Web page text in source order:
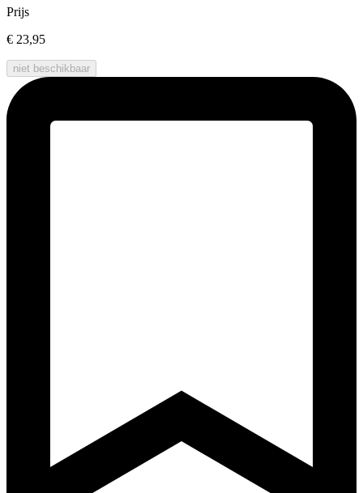
Prijs
€ 23,95
niet beschikbaar